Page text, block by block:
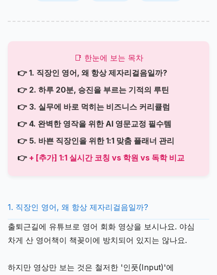
📑 한눈에 보는 목차
👉 1. 직장인 영어, 왜 항상 제자리걸음일까?
👉 2. 하루 20분, 승진을 부르는 기적의 루틴
👉 3. 실무에 바로 먹히는 비즈니스 커리큘럼
👉 4. 완벽한 영작을 위한 AI 영문교정 필수템
👉 5. 바쁜 직장인을 위한 1:1 맞춤 플래너 관리
👉 + [추가] 1:1 실시간 코칭 vs 학원 vs 독학 비교
1. 직장인 영어, 왜 항상 제자리걸음일까?
출퇴근길에 유튜브로 영어 회화 영상을 보시나요. 야심
차게 산 영어책이 책꽂이에 방치되어 있지는 않나요.
하지만 영상만 보는 것은 철저한 '인풋(Input)'에